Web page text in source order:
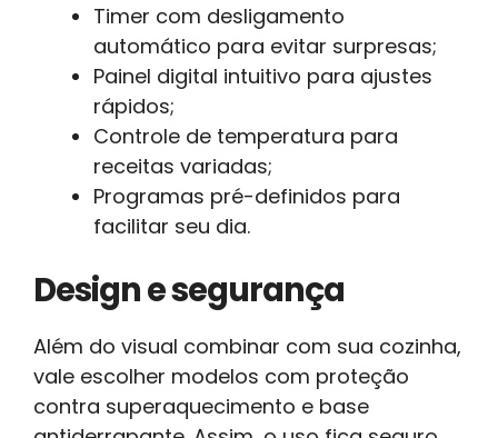
Timer com desligamento
automático para evitar surpresas;
Painel digital intuitivo para ajustes
rápidos;
Controle de temperatura para
receitas variadas;
Programas pré-definidos para
facilitar seu dia.
Design e segurança
Além do visual combinar com sua cozinha,
vale escolher modelos com proteção
contra superaquecimento e base